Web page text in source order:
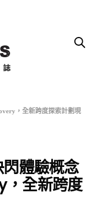
，全新跨度探索計劃現
體驗概念
全新跨度